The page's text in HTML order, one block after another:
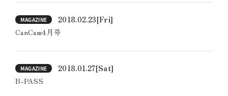
MAGAZINE 2018.02.23[Fri]
CanCam4月号
MAGAZINE 2018.01.27[Sat]
B-PASS